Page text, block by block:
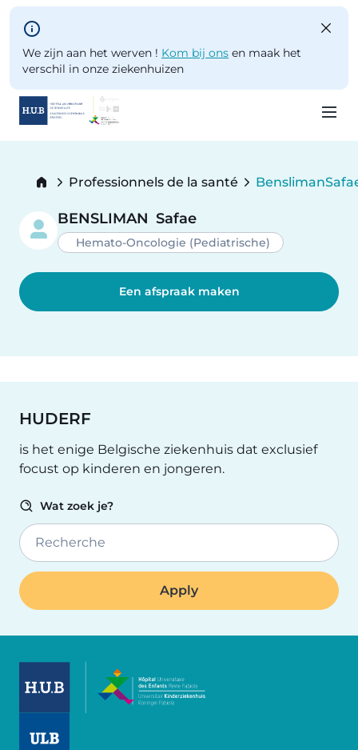
Skip to main content
We zijn aan het werven ! Kom bij ons en maak het
verschil in onze ziekenhuizen
Breadcrumb
Professionnels de la santé Bensliman
BENSLIMAN Safae
Hemato-Oncologie (Pediatrische)
Een afspraak maken
HUDERF
is het enige Belgische ziekenhuis dat exclusief
focust op kinderen en jongeren.
Wat zoek je?
Recherche